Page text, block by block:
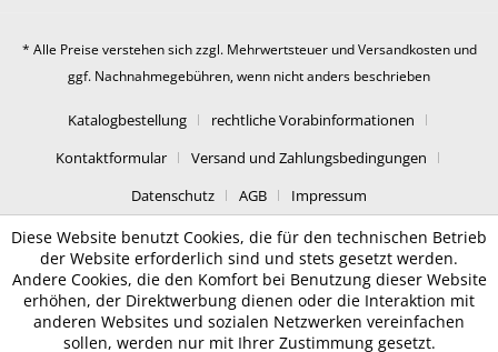
* Alle Preise verstehen sich zzgl. Mehrwertsteuer undVersandkostenund
ggf. Nachnahmegebühren, wenn nicht anders beschrieben
Katalogbestellung
rechtliche Vorabinformationen
Kontaktformular
Versand und Zahlungsbedingungen
Datenschutz
AGB Impressum
Diese Website benutzt Cookies, die für den technischen Betrieb
der Website erforderlich sind und stets gesetzt werden.
Andere Cookies, die den Komfort bei Benutzung dieser Website
erhöhen, der Direktwerbung dienen oder die Interaktion mit
anderen Websites und sozialen Netzwerken vereinfachen
sollen, werden nur mit Ihrer Zustimmung gesetzt.